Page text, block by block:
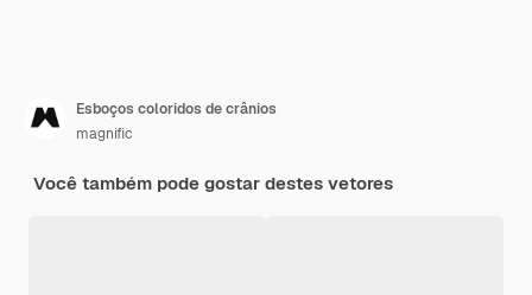
Esboços coloridos de crânios
magnific
Você também pode gostar destes vetores